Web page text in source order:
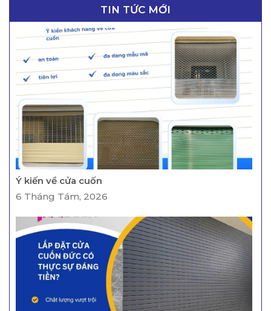
màu xanh ngọc là dòng cửa kéo với gam...
TIN TỨC MỚI
Ý kiến về cửa cuốn
6 Tháng Tám, 2026